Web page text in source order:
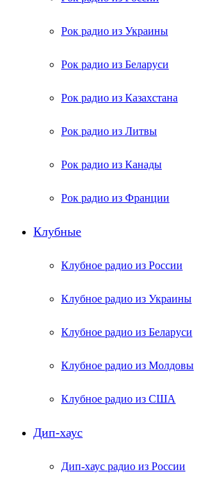
Рок радио из Украины
Рок радио из Беларуси
Рок радио из Казахстана
Рок радио из Литвы
Рок радио из Канады
Рок радио из Франции
Клубные
Клубное радио из России
Клубное радио из Украины
Клубное радио из Беларуси
Клубное радио из Молдовы
Клубное радио из США
Дип-хаус
Дип-хаус радио из России